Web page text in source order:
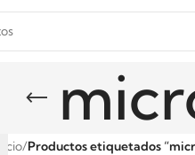
Inicio/Productos etiquetados